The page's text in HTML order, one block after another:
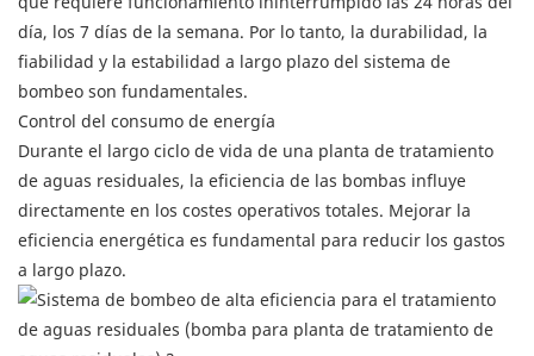
día, los 7 días de la semana. Por lo tanto, la durabilidad, la
fiabilidad y la estabilidad a largo plazo del sistema de
bombeo son fundamentales.
Control del consumo de energía
Durante el largo ciclo de vida de una planta de tratamiento
de aguas residuales, la eficiencia de las bombas influye
directamente en los costes operativos totales. Mejorar la
eficiencia energética es fundamental para reducir los gastos
a largo plazo.